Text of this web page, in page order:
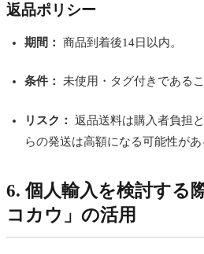
返品ポリシー
期間： 商品到着後14日以内。
条件： 未使用・タグ付きであるこ
リスク：
返品送料は購入者負担
らの発送は高額になる可能性があ
6. 個人輸入を検討する
コカウ」の活用